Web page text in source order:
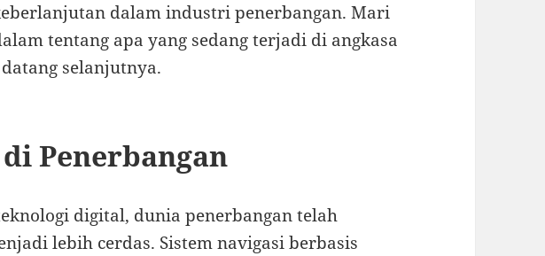
dalam industri penerbangan. Mari
tentang apa yang sedang terjadi di angkasa
selanjutnya.
Penerbangan
digital, dunia penerbangan telah
lebih cerdas. Sistem navigasi berbasis